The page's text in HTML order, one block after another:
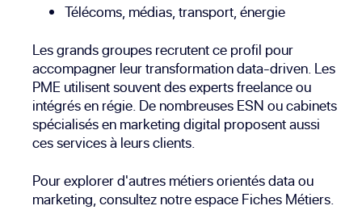
Télécoms, médias, transport, énergie
Les grands groupes recrutent ce profil pour
accompagner leur transformation data-driven. Les
PME utilisent souvent des experts freelance ou
intégrés en régie. De nombreuses ESN ou cabinets
spécialisés en marketing digital proposent aussi
ces services à leurs clients.
Pour explorer d'autres métiers orientés data ou
marketing, consultez notre espace Fiches Métiers.